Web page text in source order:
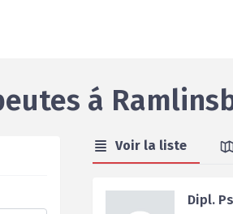
á
Voir la liste
Dipl.